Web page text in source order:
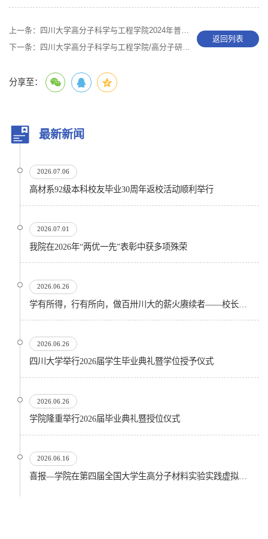
上一条： 四川大学高分子科学与工程学院2024年普通招考博士研究生招生复试通知（生物医学工程专业）
下一条： 四川大学高分子科学与工程学院/高分子研究所2024年普通招考博士研究生招生复试通知（材料工程专业）
返回列表
分享至：
最新新闻
2026.07.06
高材系92级本科校友毕业30周年返校活动顺利举行
2026.07.01
我院在2026年“两优一先”表彰中获多项殊荣
2026.06.26
2026.06.26
四川大学举行2026届学生毕业典礼暨学位授予仪式
2026.06.26
​学院隆重举行2026届毕业典礼暨授位仪式
2026.06.16